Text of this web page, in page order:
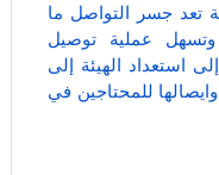
تعد جسر التواصل ما
وتسهل عملية توصيل
استعداد الهيئة إلى
للمحتاجين في